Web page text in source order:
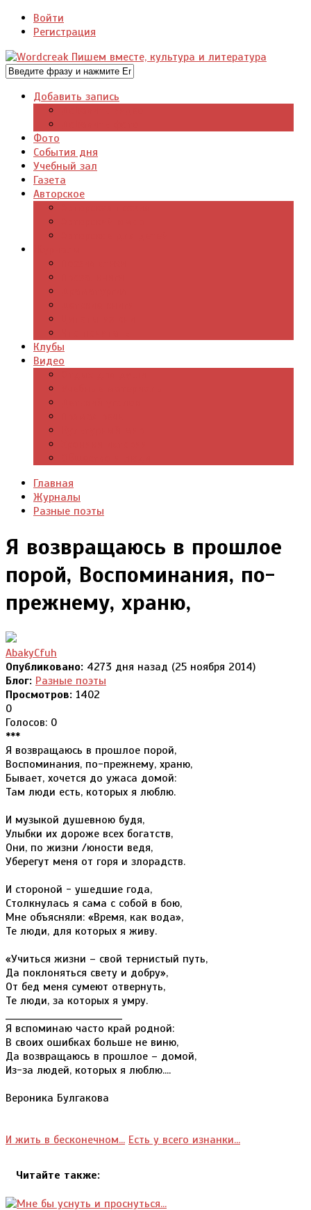
Войти
Регистрация
Добавить запись
Фото
События дня
Учебный зал
Газета
Авторское
Клубы
Видео
Главная
Журналы
Разные поэты
Я возвращаюсь в прошлое
порой, Воспоминания, по-
прежнему, храню,
AbakyCfuh
Опубликовано: 4273 дня назад (25 ноября 2014)
Блог: Разные поэты
Просмотров: 1402
0
Голосов: 0
***
Я возвращаюсь в прошлое порой,
Воспоминания, по-прежнему, храню,
Бывает, хочется до ужаса домой:
Там люди есть, которых я люблю.
И музыкой душевною будя,
Улыбки их дороже всех богатств,
Они, по жизни /юности ведя,
Уберегут меня от горя и злорадств.
И стороной - ушедшие года,
Столкнулась я сама с собой в бою,
Мне объясняли: «Время, как вода»,
Те люди, для которых я живу.
«Учиться жизни – свой тернистый путь,
Да поклоняться свету и добру»,
От бед меня сумеют отвернуть,
Те люди, за которых я умру.
Я вспоминаю часто край родной:
В своих ошибках больше не виню,
Да возвращаюсь в прошлое – домой,
Из-за людей, которых я люблю....
Вероника Булгакова
И жить в бесконечном... Есть у всего изнанки...
Читайте также: